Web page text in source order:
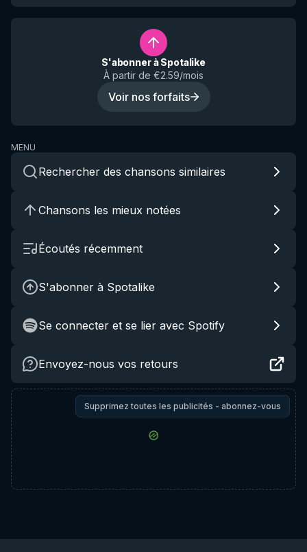
S'abonner à Spotalike
À partir de €2.59/mois
Voir nos forfaits
MENU
Rechercher des chansons similaires
Chansons les mieux notées
Écoutés récemment
S'abonner à Spotalike
Se connecter et se lier avec Spotify
Envoyez-nous vos retours
Supprimez toutes les publicités - abonnez-vous